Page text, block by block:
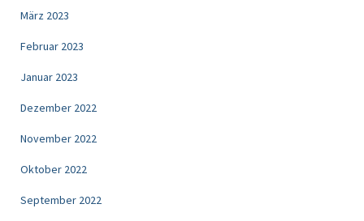
März 2023
Februar 2023
Januar 2023
Dezember 2022
November 2022
Oktober 2022
September 2022